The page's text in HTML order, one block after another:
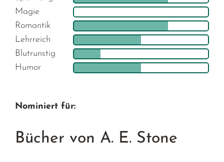
Magie
Romantik
Lehrreich
Blutrunstig
Humor
Nominiert für:
Bücher von A. E. Stone